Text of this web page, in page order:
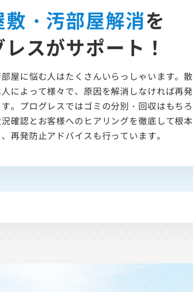
敷・汚部屋解消を
スがサポート！
屋に悩む人はたくさんいらっしゃいます。散
によって様々で、原因を解消しなければ再発
。プログレスではゴミの分別・回収はもちろ
確認とお客様へのヒアリングを徹底して根本
再発防止アドバイスも行っています。